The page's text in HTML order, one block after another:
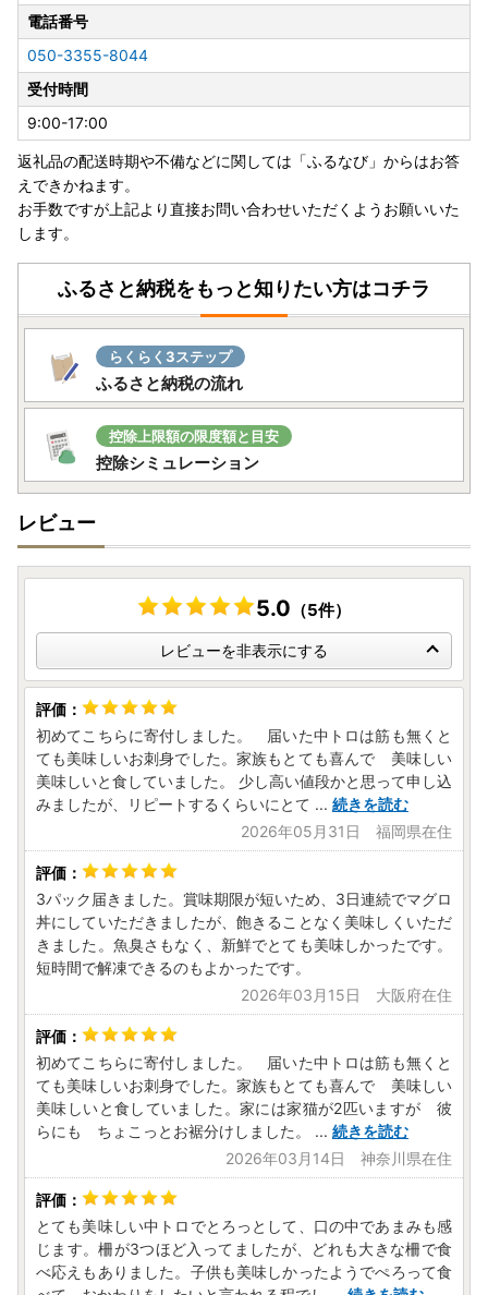
【申し込みについて】
・原則、お申込み後のキャンセルはできません。寄附金額の
入力間違いや二重申込み、お礼の品の誤選択にはご注意くだ
さい。
・万が一、お申込み完了後に内容変更（配送先変更含む）が
生じた際は必ず問い合わせ窓口までご連絡をお願いいたしま
す。
※マイページ上のみで変更された情報は反映されませんので
ご注意ください。
・お礼の品は直接提供事業者より発送いたします。配送期日
は商品ページをご確認ください。
・事前に出荷予定日等のご連絡は行っておりません。
・不在日や転居予定があられる場合は、【備考欄】へご記入
ください。原則、お品の再送や発送後の転送料は負担いたし
かねます。
・不在日や転居予定以外でのお礼の品配送に関するご要望は
お受けしておりません。
・一部を除き、お礼の品の到着日指定はできません。
・お礼の品に不具合がございましたら、到着後3日以内に問
い合わせ窓口までご連絡ください。
【個人情報の取り扱いについて】
お寄せいただいた個人情報は、寄附金の受付、入金及び返礼
品発送に係る確認・連絡、各種お問い合わせ、寄附の使い道
のお知らせの広報等に利用するものであり、それ以外の目的
で使用するものではありません。返礼品発送に関して、必要
最低限の範囲において返礼品取扱い事業者に通知します。
電話番号
050-3355-8044
受付時間
9:00-17:00
返礼品の配送時期や不備などに関しては「ふるなび」からはお答
えできかねます。
お手数ですが上記より直接お問い合わせいただくようお願いいた
します。
ふるさと納税をもっと知りたい方はコチラ
らくらく3ステップ
ふるさと納税の流れ
控除上限額の限度額と目安
控除シミュレーション
レビュー
5.0 （5件）
レビューを非表示にする
初めてこちらに寄付しました。 届いた中トロは筋も無くと
ても美味しいお刺身でした。家族もとても喜んで 美味しい
美味しいと食していました。 少し高い値段かと思って申し込
みましたが、リピートするくらいにとて ... 続きを読む
2026年05月31日 福岡県在住
3パック届きました。賞味期限が短いため、3日連続でマグロ
丼にしていただきましたが、飽きることなく美味しくいただ
きました。魚臭さもなく、新鮮でとても美味しかったです。
短時間で解凍できるのもよかったです。
2026年03月15日 大阪府在住
初めてこちらに寄付しました。 届いた中トロは筋も無くと
ても美味しいお刺身でした。家族もとても喜んで 美味しい
美味しいと食していました。家には家猫が2匹いますが 彼
らにも ちょこっとお裾分けしました。 ... 続きを読む
2026年03月14日 神奈川県在住
とても美味しい中トロでとろっとして、口の中であまみも感
じます。柵が3つほど入ってましたが、どれも大きな柵で食
べ応えもありました。子供も美味しかったようでぺろって食